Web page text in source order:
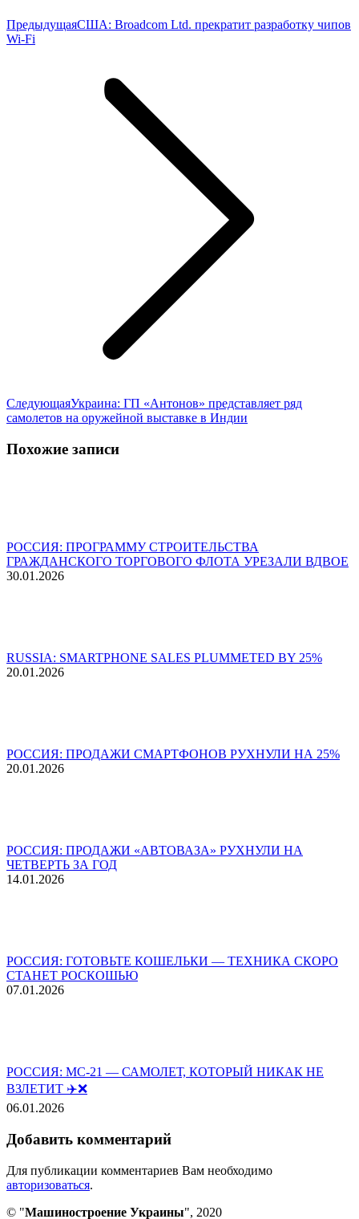
ПредыдущаяПредыдущая
США: Broadcom Ltd. прекратит разработку чипов
Wi-Fi
СледующаяСледующая
запись:
Украина: ГП «Антонов» представляет ряд
самолетов на оружейной выставке в Индии
Похожие записи
РОССИЯ: ПРОГРАММУ СТРОИТЕЛЬСТВА
ГРАЖДАНСКОГО ТОРГОВОГО ФЛОТА УРЕЗАЛИ ВДВОЕ
30.01.2026
RUSSIA: SMARTPHONE SALES PLUMMETED BY 25%
20.01.2026
РОССИЯ: ПРОДАЖИ СМАРТФОНОВ РУХНУЛИ НА 25%
20.01.2026
РОССИЯ: ПРОДАЖИ «АВТОВАЗА» РУХНУЛИ НА
ЧЕТВЕРТЬ ЗА ГОД
14.01.2026
РОССИЯ: ГОТОВЬТЕ КОШЕЛЬКИ — ТЕХНИКА СКОРО
СТАНЕТ РОСКОШЬЮ
07.01.2026
РОССИЯ: МС-21 — САМОЛЕТ, КОТОРЫЙ НИКАК НЕ
ВЗЛЕТИТ ✈️❌
06.01.2026
Добавить комментарий
Для публикации комментариев Вам необходимо
авторизоваться.
© "Машиностроение Украины", 2020